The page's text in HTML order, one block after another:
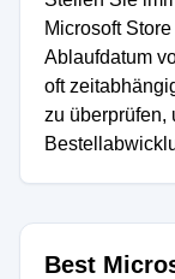
Microsoft
Ablaufdatum
oft
zu überprüfen,
Best